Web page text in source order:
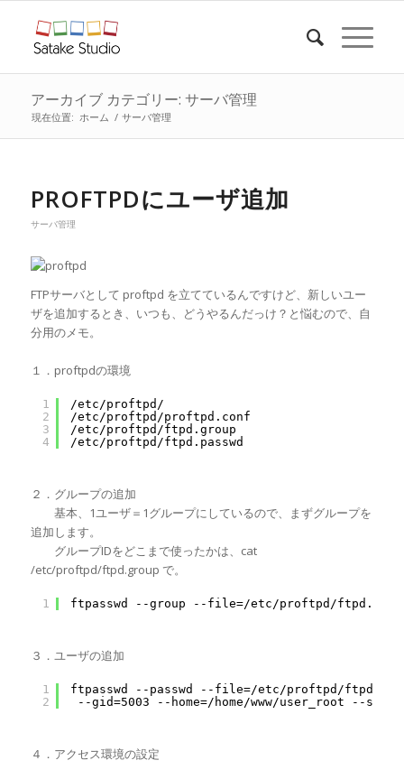
アーカイブ カテゴリー: サーバ管理
現在位置: ホーム / サーバ管理
PROFTPDにユーザ追加
サーバ管理
FTPサーバとして proftpd を立てているんですけど、新しいユー
ザを追加するとき、いつも、どうやるんだっけ？と悩むので、自
分用のメモ。
１．proftpdの環境
1
2
3
4
/etc/proftpd/
/etc/proftpd/proftpd.conf
/etc/proftpd/ftpd.group
/etc/proftpd/ftpd.passwd
２．グループの追加
基本、1ユーザ＝1グループにしているので、まずグループを
追加します。
グループIDをどこまで使ったかは、cat
/etc/proftpd/ftpd.group で。
1 ftpasswd --group --file=/etc/proftpd/ftpd.group
３．ユーザの追加
1
2
ftpasswd --passwd --file=/etc/proftpd/
--gid=5003 --home=/home/www/user_root --
４．アクセス環境の設定